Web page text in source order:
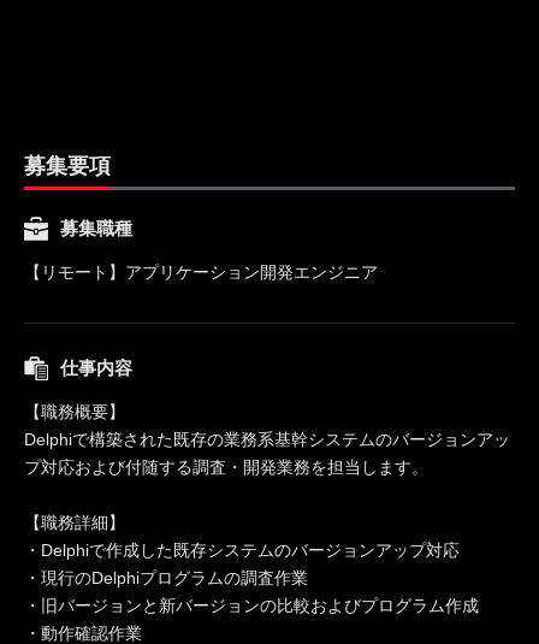
募集要項
募集職種
【リモート】アプリケーション開発エンジニア
仕事内容
【職務概要】
Delphiで構築された既存の業務系基幹システムのバージョンアッ
プ対応および付随する調査・開発業務を担当します。
【職務詳細】
・Delphiで作成した既存システムのバージョンアップ対応
・現行のDelphiプログラムの調査作業
・旧バージョンと新バージョンの比較およびプログラム作成
・動作確認作業